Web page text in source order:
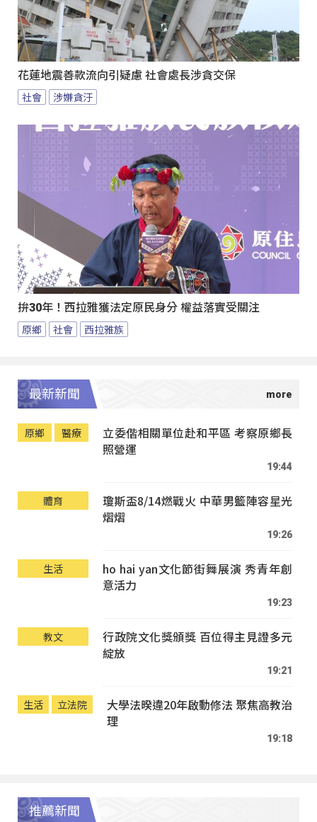
花蓮地震善款流向引疑慮 社會處長涉貪交保
社會 涉嫌貪汙
拚30年！西拉雅獲法定原民身分 權益落實受關注
原鄉 社會 西拉雅族
最新新聞
原鄉 醫療
立委偕相關單位赴和平區 考察原鄉長
照營運
19:44
體育
瓊斯盃8/14燃戰火 中華男籃陣容星光
熠熠
19:26
生活
ho hai yan文化節街舞展演 秀青年創
意活力
19:23
教文
行政院文化獎頒獎 百位得主見證多元
綻放
19:21
生活 立法院
大學法暌違20年啟動修法 聚焦高教治
理
19:18
推薦新聞